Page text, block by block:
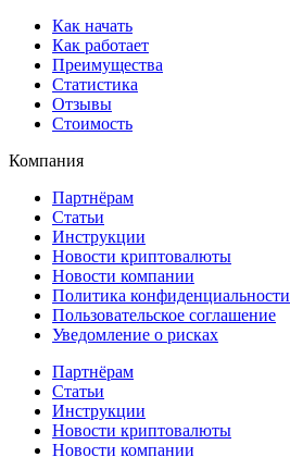
Как начать
Как работает
Преимущества
Статистика
Отзывы
Стоимость
Компания
Партнёрам
Статьи
Инструкции
Новости криптовалюты
Новости компании
Политика конфиденциальности
Пользовательское соглашение
Уведомление о рисках
Партнёрам
Статьи
Инструкции
Новости криптовалюты
Новости компании